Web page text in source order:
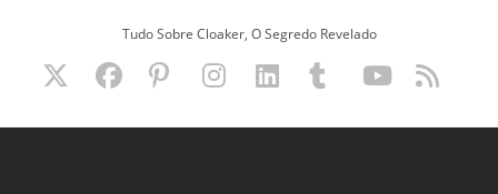
Tudo Sobre Cloaker, O Segredo Revelado